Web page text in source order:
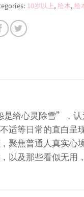
10岁以上, 绘本, 绘
给心灵除雪”，
适等日常的直白
聚焦普通人真实
及那些看似无用